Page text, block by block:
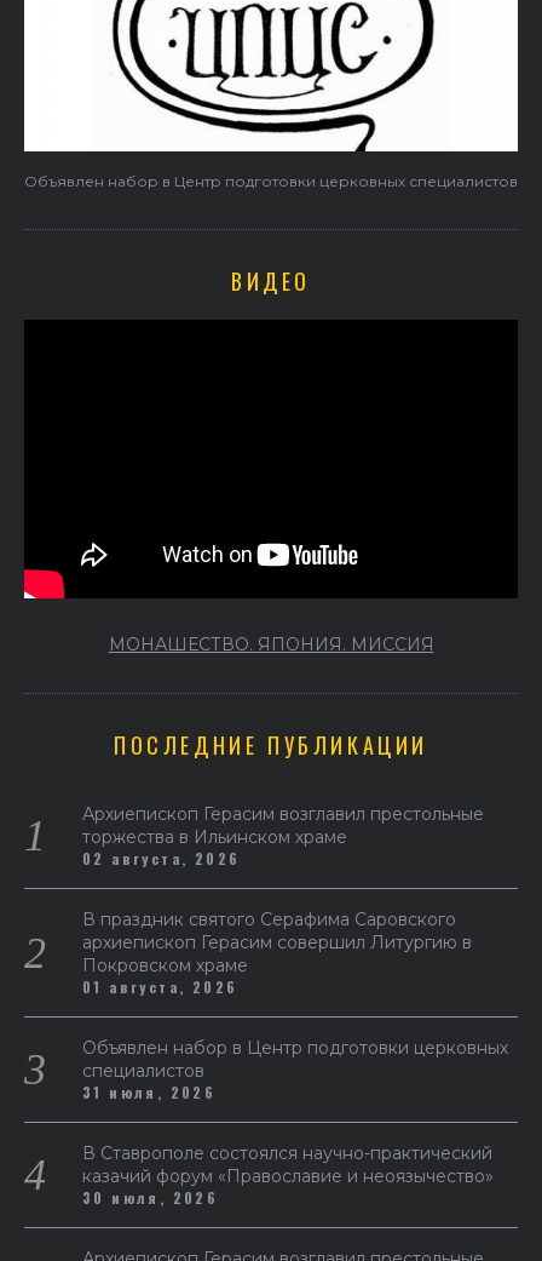
Объявлен набор в Центр подготовки церковных специалистов
ВИДЕО
МОНАШЕСТВО. ЯПОНИЯ. МИССИЯ
ПОСЛЕДНИЕ ПУБЛИКАЦИИ
Архиепископ Герасим возглавил престольные
торжества в Ильинском храме
02 августа, 2026
В праздник святого Серафима Саровского
архиепископ Герасим совершил Литургию в
Покровском храме
01 августа, 2026
Объявлен набор в Центр подготовки церковных
специалистов
31 июля, 2026
В Ставрополе состоялся научно-практический
казачий форум «Православие и неоязычество»
30 июля, 2026